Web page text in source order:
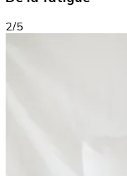
2/5